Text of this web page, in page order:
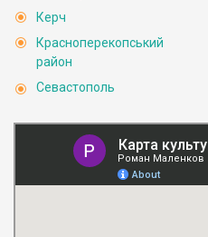
Керч
Красноперекопський
район
Севастополь